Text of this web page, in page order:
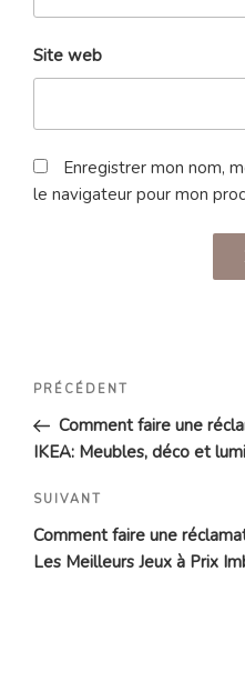
Site web
Enregistrer mon nom,
le navigateur pour mon
Navigation
l’article
Article
précédent
PRÉCÉDENT
Comment faire une
IKEA: Meubles, déco et
Article
suivant
SUIVANT
Comment faire une
Les Meilleurs Jeux à Prix